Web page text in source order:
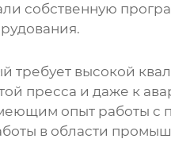
собственную
требует высокой
пресса и даже к
опыт работы с
в области